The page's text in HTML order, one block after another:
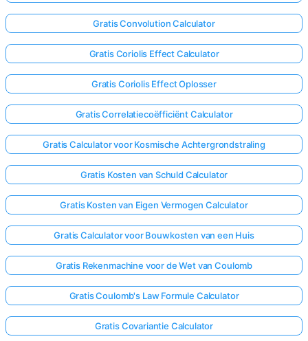
Gratis Convolution Calculator
Gratis Coriolis Effect Calculator
Gratis Coriolis Effect Oplosser
Gratis Correlatiecoëfficiënt Calculator
Gratis Calculator voor Kosmische Achtergrondstraling
Gratis Kosten van Schuld Calculator
Gratis Kosten van Eigen Vermogen Calculator
Gratis Calculator voor Bouwkosten van een Huis
Gratis Rekenmachine voor de Wet van Coulomb
Gratis Coulomb's Law Formule Calculator
Gratis Covariantie Calculator